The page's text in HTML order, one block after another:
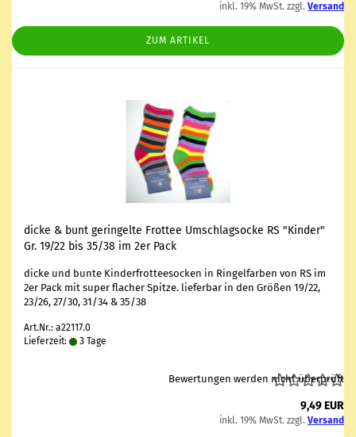
inkl. 19% MwSt. zzgl. Versand
ZUM ARTIKEL
dicke & bunt ge­rin­gel­te Frot­tee Um­schlagsocke RS "Kin­der"
Gr. 19/22 bis 35/38 im 2er Pack
dicke und bunte Kin­der­frot­tee­so­cken in Rin­gel­far­ben von RS im
2er Pack mit super fla­cher Spit­ze. lie­fer­bar in den Grö­ßen 19/22,
23/26, 27/30, 31/34 & 35/38
Art.Nr.: a22117.0
Lieferzeit:
3 Tage
Bewertungen werden nicht überprüft
9,49 EUR
inkl. 19% MwSt. zzgl. Versand